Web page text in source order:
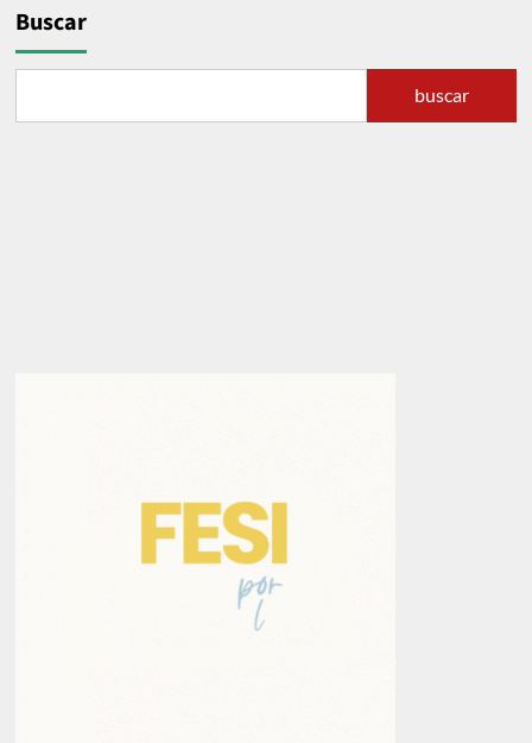
a
Iztacala </strong>
Buscar
buscar